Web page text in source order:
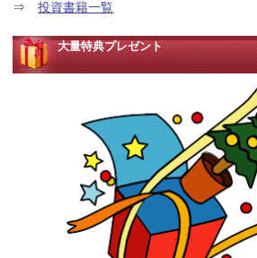
⇒投資書籍一覧
大量特典プレゼント